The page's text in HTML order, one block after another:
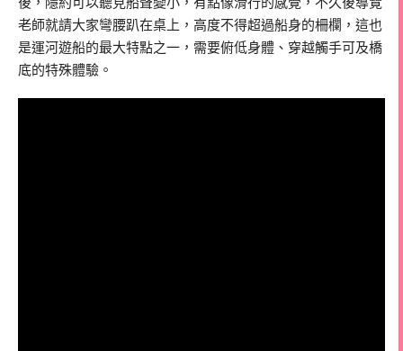
老師就請大家彎腰趴在桌上，高度不得超過船身的柵欄，這也
是運河遊船的最大特點之一，需要俯低身體、穿越觸手可及橋
底的特殊體驗。